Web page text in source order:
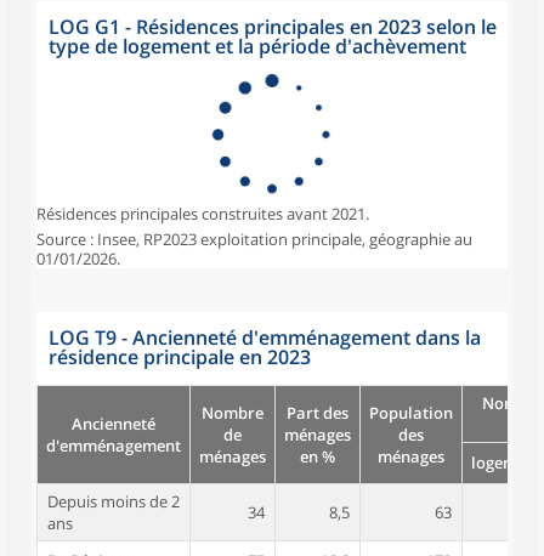
LOG G1 - Résidences principales en 2023 selon le
type de logement et la période d'achèvement
Résidences principales construites avant 2021.
Source : Insee, RP2023 exploitation principale, géographie au
01/01/2026.
LOG T9 - Ancienneté d'emménagement dans la
résidence principale en 2023
Ancienneté
d'emménagement
Nombre
de
ménages
Part des
ménages
en %
Population
des
ménages
logement
Depuis moins de 2
ans
34 8,5 63